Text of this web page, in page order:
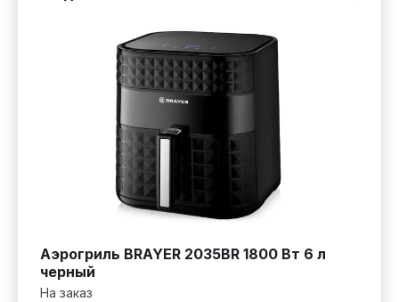
Аэрогриль BRAYER 2035BR 1800 Вт 6 л
черный
На заказ